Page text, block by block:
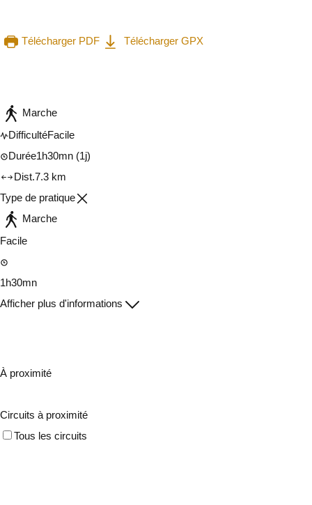
Télécharger PDF
Télécharger GPX
Marche
DifficultéFacile
Durée1h30mn (1j)
Dist.7.3 km
Type de pratique
Marche
Facile
1h30mn
Afficher plus d'informations
À proximité
Circuits à proximité
Tous les circuits